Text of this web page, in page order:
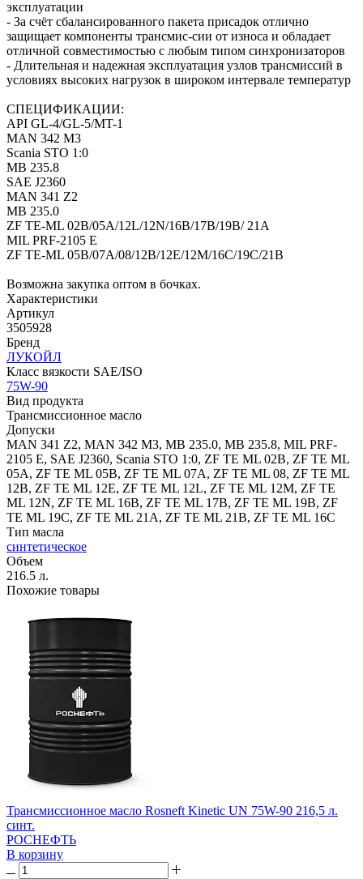
эксплуатации
- За счёт сбалансированного пакета присадок отлично
защищает компоненты трансмис-сии от износа и обладает
отличной совместимостью с любым типом синхронизаторов
- Длительная и надежная эксплуатация узлов трансмиссий в
условиях высоких нагрузок в широком интервале температур
СПЕЦИФИКАЦИИ:
API GL-4/GL-5/MT-1
MAN 342 M3
Scania STO 1:0
MB 235.8
SAE J2360
MAN 341 Z2
MB 235.0
ZF TE-ML 02B/05A/12L/12N/16B/17B/19B/ 21A
MIL PRF-2105 E
ZF TE-ML 05B/07A/08/12B/12E/12M/16C/19C/21B
Возможна закупка оптом в бочках.
Характеристики
Артикул
3505928
Бренд
ЛУКОЙЛ
Класс вязкости SAE/ISO
75W-90
Вид продукта
Трансмиссионное масло
Допуски
MAN 341 Z2, MAN 342 M3, MB 235.0, MB 235.8, MIL PRF-
2105 E, SAE J2360, Scania STO 1:0, ZF TE ML 02B, ZF TE ML
05A, ZF TE ML 05B, ZF TE ML 07A, ZF TE ML 08, ZF TE ML
12B, ZF TE ML 12E, ZF TE ML 12L, ZF TE ML 12M, ZF TE
ML 12N, ZF TE ML 16B, ZF TE ML 17B, ZF TE ML 19B, ZF
TE ML 19С, ZF TE ML 21A, ZF TE ML 21B, ZF TE ML 16C
Тип масла
синтетическое
Объем
216.5 л.
Похожие товары
Трансмиссионное масло Rosneft Kinetic UN 75W-90 216,5 л.
синт.
РОСНЕФТЬ
В корзину